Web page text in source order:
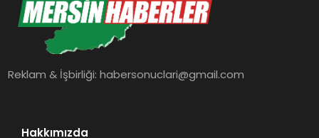
Reklam & İşbirliği:habersonuclari@gmail.com
Hakkımızda